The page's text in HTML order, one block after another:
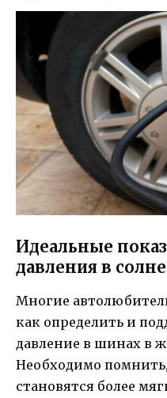
Идеальные
давления в
Многие
как определить и
давление в шинах в
Необходимо
становятся более